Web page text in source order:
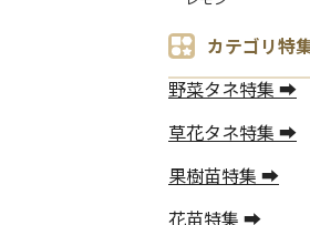
カテゴリ特
野菜タネ特集 ➡
草花タネ特集 ➡
果樹苗特集 ➡
花苗特集 ➡